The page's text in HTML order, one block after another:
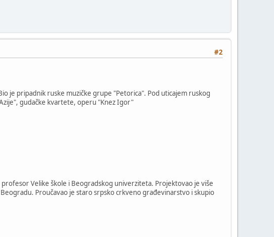
#2
je pripadnik ruske muzičke grupe "Petorica". Pod uticajem ruskog
gudačke kvartete, operu "Knez Igor"
Velike škole i Beogradskog univerziteta. Projektovao je više
Proučavao je staro srpsko crkveno građevinarstvo i skupio